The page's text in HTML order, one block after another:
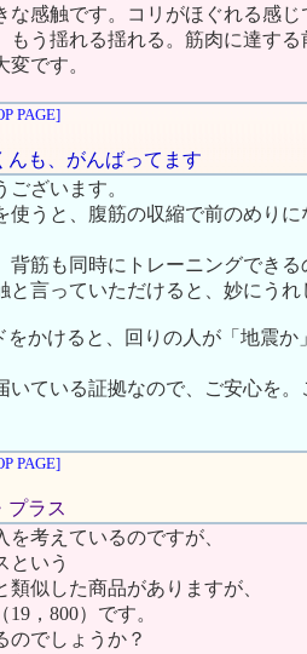
な感触です。コリがほぐれる感じ
もう揺れる揺れる。筋肉に達す
です。
PAGE]
んも、がんばってます
ざいます。
使うと、腹筋の収縮で前のめり
背筋も同時にトレーニングでき
と言っていただけると、妙にうれ
をかけると、回りの人が「地震
いている証拠なので、ご安心を
PAGE]
プラス
考えているのですが、
という
似した商品がありますが、
，800）です。
のでしょうか？